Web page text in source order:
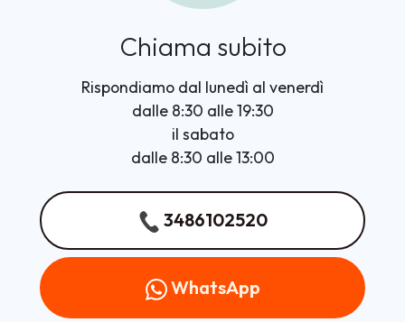
Chiama subito
Rispondiamo dal lunedì al venerdì
dalle 8:30 alle 19:30
il sabato
dalle 8:30 alle 13:00
3486102520
WhatsApp